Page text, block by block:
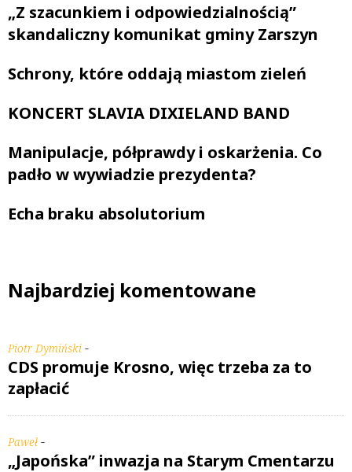
„Z szacunkiem i odpowiedzialnością”
skandaliczny komunikat gminy Zarszyn
Schrony, które oddają miastom zieleń
KONCERT SLAVIA DIXIELAND BAND
Manipulacje, półprawdy i oskarżenia. Co
padło w wywiadzie prezydenta?
Echa braku absolutorium
Najbardziej komentowane
Piotr Dymiński -
CDS promuje Krosno, więc trzeba za to
zapłacić
Paweł -
„Japońska” inwazja na Starym Cmentarzu